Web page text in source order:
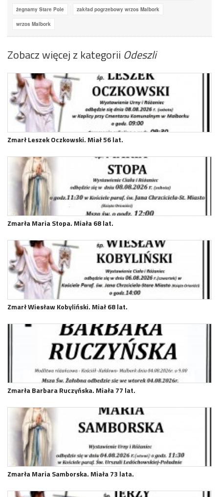
żegnamy Stare Pole zakład pogrzebowy wrzos Malbork
wrzos Malbork
Zobacz więcej z kategorii Odeszli
Zmarł Leszek Oczkowski. Miał 56 lat.
Zmarła Maria Stopa. Miała 68 lat.
Zmarł Wiesław Kobyliński. Miał 68 lat.
Zmarła Barbara Ruczyńska. Miała 77 lat.
Zmarła Maria Samborska. Miała 73 lata.